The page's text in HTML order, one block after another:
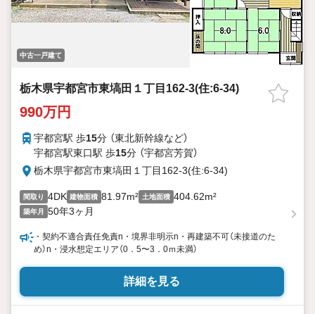
中古一戸建て
栃木県宇都宮市東塙田１丁目162-3(住:6-34)
990万円
宇都宮駅 歩15分 （東北新幹線など）
宇都宮駅東口駅 歩15分 （宇都宮芳賀）
栃木県宇都宮市東塙田１丁目162-3(住:6-34)
間取り 4DK 建物面積 81.97m² 土地面積 404.62m²
築年月 50年3ヶ月
・契約不適合責任免責n・境界非明示n・再建築不可（未接道のた
め）n・浸水想定エリア（0．5〜3．0ｍ未満）
詳細を見る